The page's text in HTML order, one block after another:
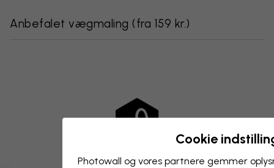
Anbefalet vægmaling (fra 159 kr.)
Cookie
Photowall og vores partnere gemmer